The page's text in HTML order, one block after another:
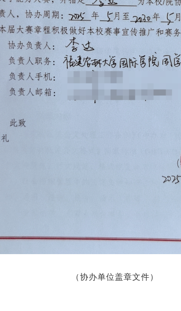
（协办单位盖章文件）